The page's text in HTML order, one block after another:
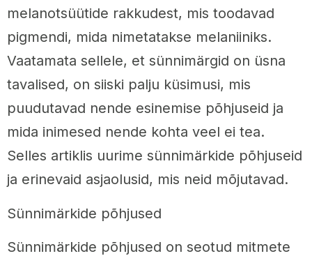
melanotsüütide rakkudest, mis toodavad
pigmendi, mida nimetatakse melaniiniks.
Vaatamata sellele, et sünnimärgid on üsna
tavalised, on siiski palju küsimusi, mis
puudutavad nende esinemise põhjuseid ja
mida inimesed nende kohta veel ei tea.
Selles artiklis uurime sünnimärkide põhjuseid
ja erinevaid asjaolusid, mis neid mõjutavad.
Sünnimärkide põhjused
Sünnimärkide põhjused on seotud mitmete